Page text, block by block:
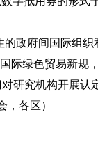
政府间国际组
际绿色贸易新规
研究机构开展认
，各区）